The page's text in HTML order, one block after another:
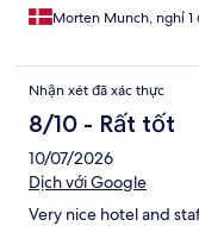
Morten Munch, nghỉ 1
Nhận xét đã xác thực
8/10 - Rất tốt
10/07/2026
Dịch với Google
Very nice hotel and